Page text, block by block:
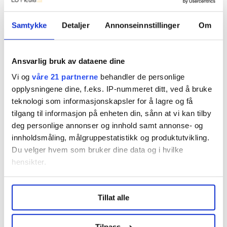
Samtykke Detaljer Annonseinnstillinger Om
Ansvarlig bruk av dataene dine
Vi og våre 21 partnerne behandler de personlige
opplysningene dine, f.eks. IP-nummeret ditt, ved å bruke
teknologi som informasjonskapsler for å lagre og få
tilgang til informasjon på enheten din, sånn at vi kan tilby
deg personlige annonser og innhold samt annonse- og
innholdsmåling, målgruppestatistikk og produktutvikling.
Du velger hvem som bruker dine data og i hvilke
hensikter.
Undermer infokan du lese om hvordan dine personlige
data behandles og hvordan du kan velge hvordan de skal
brukes. Du kan hele tiden endre eller trekke tilbake ditt
samtykke fra erklæringen om informasjonskapsler.
Tillat alle
sikkerhetspolitikk. Norge har et stort ansvar for
bærekraftig ressurs- og miljøovervåking i nord, og for å
håndheve norsk lovgivning og suverenitet».
•LO skal jobbe for internasjonal boikott av Israel
Denne artikkelen erover fem år gammel.
LO-kongressen Nyheter
Dette er en sak fra